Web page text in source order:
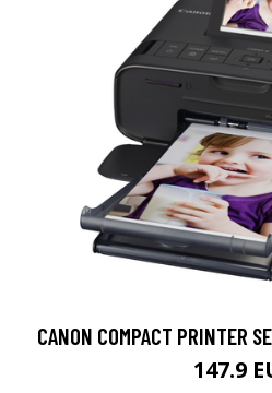
CANON COMPACT PRINTER
147.9